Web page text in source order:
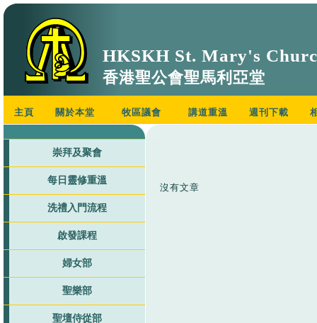
HKSKH St. Mary's
香港聖公會聖馬利亞堂
主頁 關於本堂 牧區議會 講道重溫 週刊下載
崇拜及聚會
每日靈修重溫
洗禮入門流程
啟發課程
婦女部
聖樂部
聖壇侍從部
沒有文章